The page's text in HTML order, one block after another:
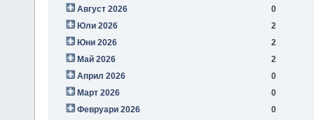
Август 2026
0
Юли 2026
2
Юни 2026
2
Май 2026
2
Април 2026
0
Март 2026
0
Февруари 2026
0